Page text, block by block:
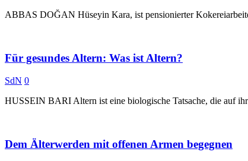
ABBAS DOĞAN Hüseyin Kara, ist pensionierter
Für gesundes Altern: Was ist Altern?
SdN 0
HUSSEIN BARI Altern ist eine biologische Tatsache, die auf
Dem Älterwerden mit offenen Armen begegnen